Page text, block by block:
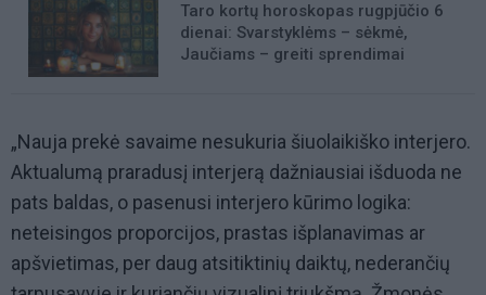
Taro kortų horoskopas rugpjūčio 6
dienai: Svarstyklėms – sėkmė,
Jaučiams – greiti sprendimai
„Nauja prekė savaime nesukuria šiuolaikiško interjero.
Aktualumą praradusį interjerą dažniausiai išduoda ne
pats baldas, o pasenusi interjero kūrimo logika:
neteisingos proporcijos, prastas išplanavimas ar
apšvietimas, per daug atsitiktinių daiktų, nederančių